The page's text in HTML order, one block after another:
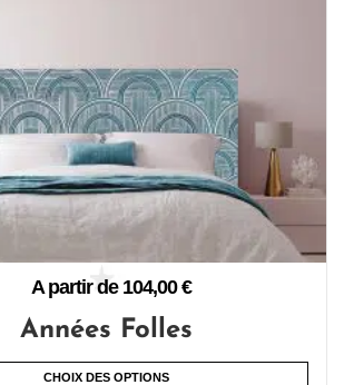
A partir de 104,00€
Années Folles
CHOIX DES OPTIONS